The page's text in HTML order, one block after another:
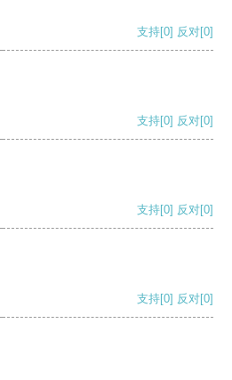
支持[0] 反对[0]
支持[0] 反对[0]
支持[0] 反对[0]
支持[0] 反对[0]